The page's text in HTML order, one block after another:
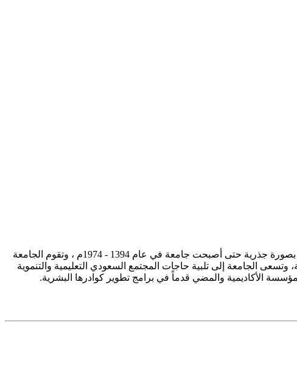
تأسست جامعة الإمام محمد بن سعود الإسلامية ممثلة في كلية الشريعة في سنة 1373هـ 1953م، وتطورت منذ ذلك الحين بصورة جذرية حتى أصبحت جامعة في عام 1394 - 1974م ، وتقوم الجامعة
وتسعى الجامعة إلى تلبية حاجات المجتمع السعودي التعليمية والتنموية
الأكاديمية والمضي قدماً في برامج تطوير كوادرها البشرية.